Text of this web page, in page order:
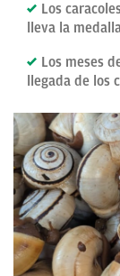
Los
lleva la
Los meses
llegada de los